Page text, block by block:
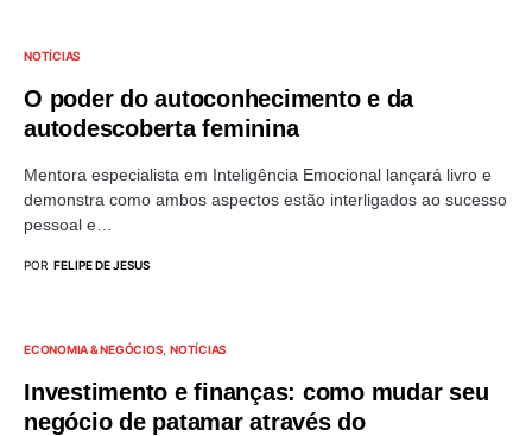
NOTÍCIAS
O poder do autoconhecimento e da
autodescoberta feminina
Mentora especialista em Inteligência Emocional lançará livro e
demonstra como ambos aspectos estão interligados ao sucesso
pessoal e…
POR FELIPE DE JESUS
ECONOMIA & NEGÓCIOS NOTÍCIAS
Investimento e finanças: como mudar seu
negócio de patamar através do